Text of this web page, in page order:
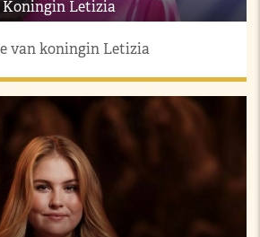
Koningin Letizia
van koningin Letizia